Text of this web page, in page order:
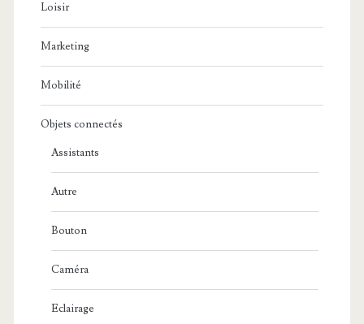
Loisir
Marketing
Mobilité
Objets connectés
Assistants
Autre
Bouton
Caméra
Eclairage